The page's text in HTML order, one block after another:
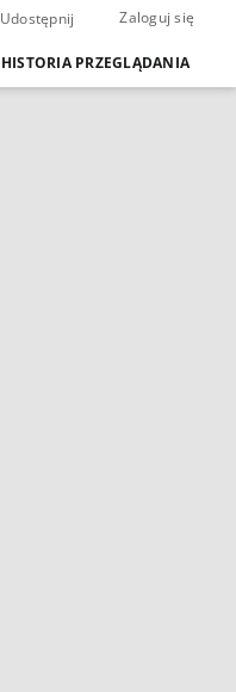
Udostępnij Zaloguj się
HISTORIA PRZEGLĄDANIA